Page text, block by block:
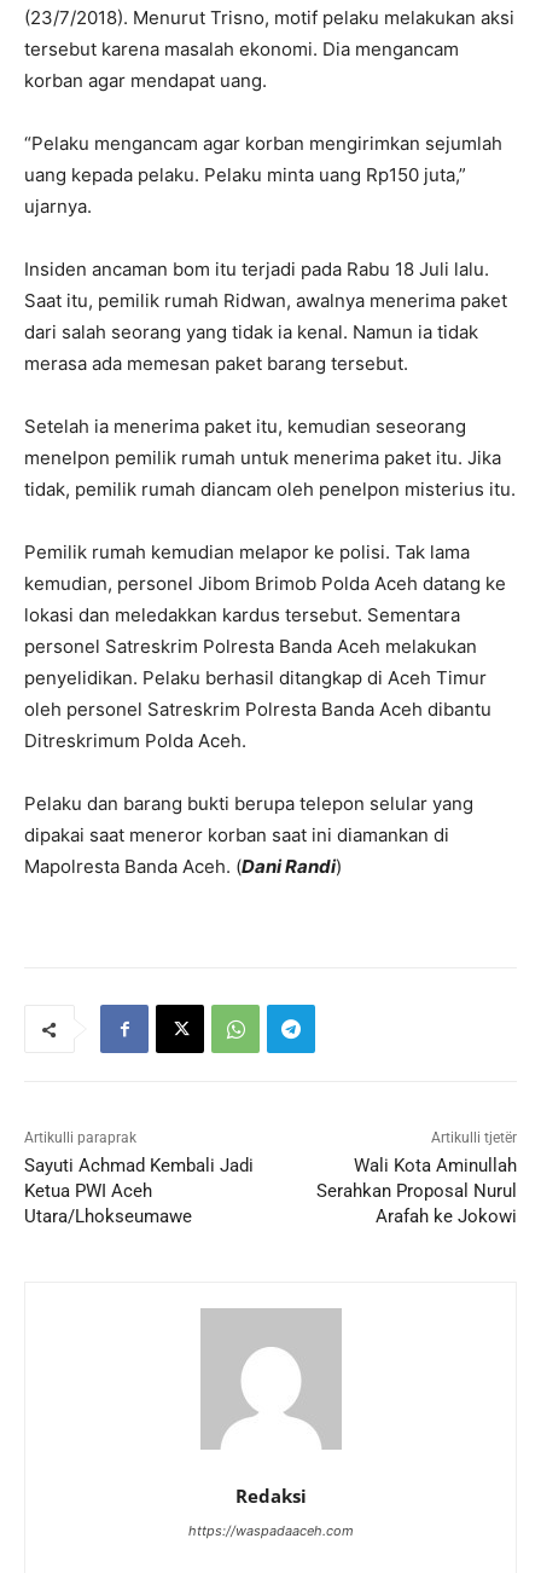
(23/7/2018). Menurut Trisno, motif pelaku melakukan aksi
tersebut karena masalah ekonomi. Dia mengancam
korban agar mendapat uang.
“Pelaku mengancam agar korban mengirimkan sejumlah
uang kepada pelaku. Pelaku minta uang Rp150 juta,”
ujarnya.
Insiden ancaman bom itu terjadi pada Rabu 18 Juli lalu.
Saat itu, pemilik rumah Ridwan, awalnya menerima paket
dari salah seorang yang tidak ia kenal. Namun ia tidak
merasa ada memesan paket barang tersebut.
Setelah ia menerima paket itu, kemudian seseorang
menelpon pemilik rumah untuk menerima paket itu. Jika
tidak, pemilik rumah diancam oleh penelpon misterius itu.
Pemilik rumah kemudian melapor ke polisi. Tak lama
kemudian, personel Jibom Brimob Polda Aceh datang ke
lokasi dan meledakkan kardus tersebut. Sementara
personel Satreskrim Polresta Banda Aceh melakukan
penyelidikan. Pelaku berhasil ditangkap di Aceh Timur
oleh personel Satreskrim Polresta Banda Aceh dibantu
Ditreskrimum Polda Aceh.
Pelaku dan barang bukti berupa telepon selular yang
dipakai saat meneror korban saat ini diamankan di
Mapolresta Banda Aceh. (Dani Randi)
Artikulli paraprak
Sayuti Achmad Kembali Jadi
Ketua PWI Aceh
Utara/Lhokseumawe
Artikulli tjetër
Wali Kota Aminullah
Serahkan Proposal Nurul
Arafah ke Jokowi
Redaksi
https://waspadaaceh.com